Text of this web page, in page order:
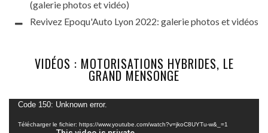
(galerie photos et vidéo)
Revivez Epoqu'Auto Lyon 2022: galerie photos et vidéos
VIDÉOS : MOTORISATIONS HYBRIDES, LE
GRAND MENSONGE
Lecteur
vidéo
Code 150: Unknown error.
Télécharger le fichier: https://www.youtube.com/watch?v=jkoC8UYTu-w&_=1